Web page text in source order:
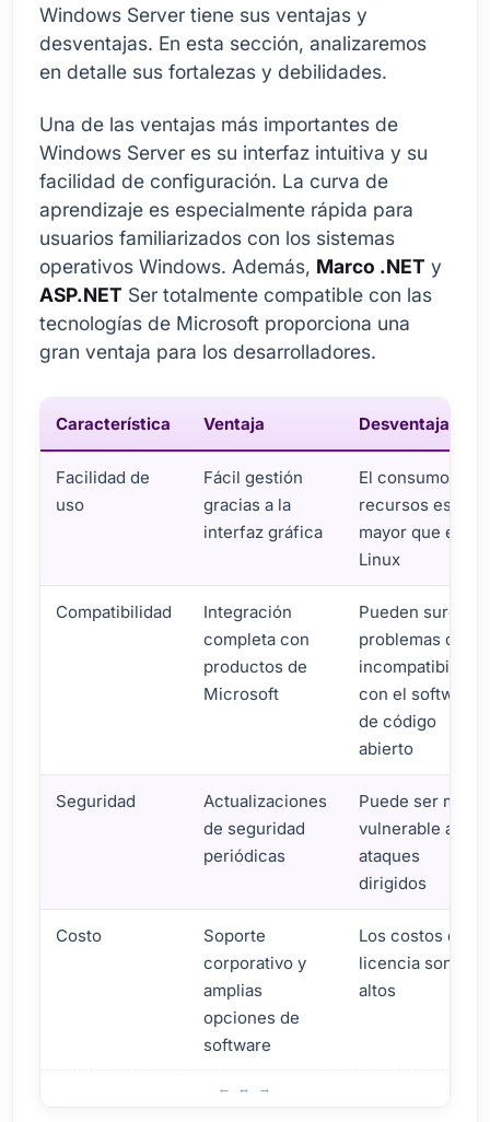
Windows Server tiene sus ventajas y
desventajas. En esta sección, analizaremos
en detalle sus fortalezas y debilidades.
Una de las ventajas más importantes de
Windows Server es su interfaz intuitiva y su
facilidad de configuración. La curva de
aprendizaje es especialmente rápida para
usuarios familiarizados con los sistemas
operativos Windows. Además, Marco .NET y
ASP.NET Ser totalmente compatible con las
tecnologías de Microsoft proporciona una
gran ventaja para los desarrolladores.
Característica Ventaja Desventaja
Facilidad de
uso
Fácil gestión
gracias a la
interfaz gráfica
El consumo de
recursos es
mayor que el de
Linux
Compatibilidad
Integración
completa con
productos de
Microsoft
Pueden surgir
problemas de
incompatibilidad
con el software
de código
abierto
Seguridad
Actualizaciones
de seguridad
periódicas
Puede ser más
vulnerable a
ataques
dirigidos
Costo
Soporte
corporativo y
amplias
opciones de
software
Los costos de
licencia son
altos